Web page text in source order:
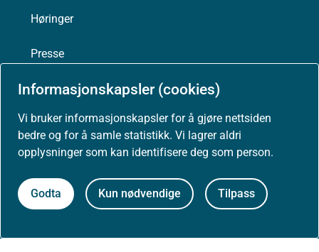
Informasjonskapsler (cookies)
Vi bruker informasjonskapsler for å gjøre nettsiden
bedre og for å samle statistikk. Vi lagrer aldri
opplysninger som kan identifisere deg som person.
Godta Kun nødvendige Tilpass
Høringer
Presse
Om nettstedet
Personvernerklæring
Tilgjengelighetserklæring (uustatus.no)